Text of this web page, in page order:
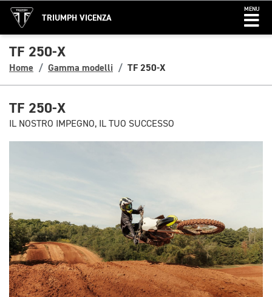
TRIUMPH VICENZA
MENU
TF 250-X
Home Gamma modelli TF 250-X
TF 250-X
IL NOSTRO IMPEGNO, IL TUO SUCCESSO